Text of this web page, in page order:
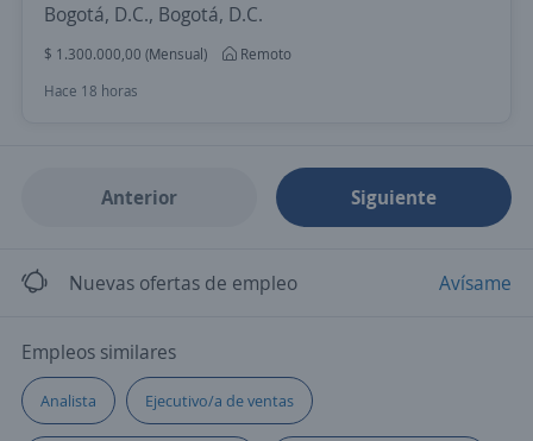
Bogotá, D.C., Bogotá, D.C.
$ 1.300.000,00 (Mensual)
Remoto
Hace 18 horas
Anterior Siguiente
Nuevas ofertas de empleo Avísame
Empleos similares
Analista Ejecutivo/a de ventas